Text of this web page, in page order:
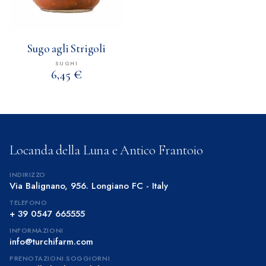
Sugo agli Strigoli
SUGHI
6,45 €
Locanda della Luna e Antico Frantoio
INDIRIZZO
Via Balignano, 956. Longiano FC - Italy
TELEFONO
+ 39 0547 665555
INFORMAZIONI
info@turchifarm.com
PRENOTAZIONI SOGGIORNI